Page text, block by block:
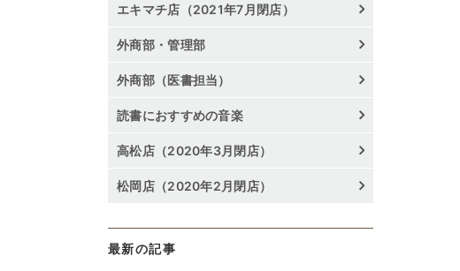
エキマチ店（2021年7月閉店）
外商部・管理部
外商部（医書担当）
読書におすすめの音楽
高松店（2020年3月閉店）
松岡店（2020年2月閉店）
最新の記事